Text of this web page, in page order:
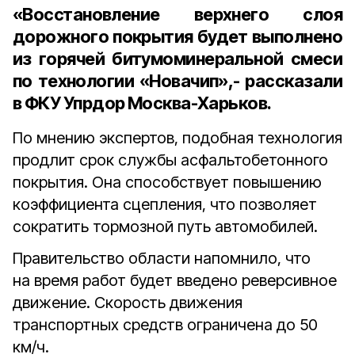
«Восстановление верхнего слоя
дорожного покрытия будет выполнено
из горячей битумоминеральной смеси
по технологии «Новачип»,- рассказали
в ФКУ Упрдор Москва-Харьков.
По мнению экспертов, подобная технология
продлит срок службы асфальтобетонного
покрытия. Она способствует повышению
коэффициента сцепления, что позволяет
сократить тормозной путь автомобилей.
Правительство области напомнило, что
на время работ будет введено реверсивное
движение. Скорость движения
транспортных средств ограничена до 50
км/ч.